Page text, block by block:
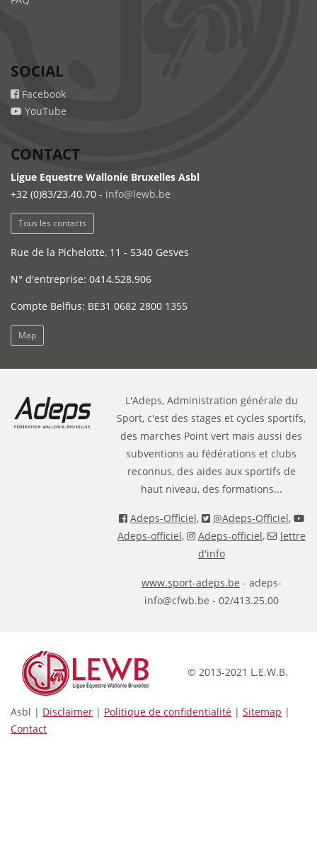
SOCIAL
Facebook
YouTube
CONTACT
Ligue Equestre Wallonie Bruxelles Asbl
+32 (0)83/23.40.70 - info@lewb.be
Tous les contacts
Rue de la Pichelotte, 11 - 5340 Gesves
N° d'entreprise: 0414.528.906
Compte Belfius: BE31 0682 2800 1355
Map
L'Adeps, Administration générale du
Sport, c'est des stages et cycles sportifs,
des marches Point vert mais aussi des
subventions au fédérations et clubs
reconnus, des aides aux sportifs de
haut niveau, des formations...
Adeps-Officiel, @Adeps-Officiel,
Adeps-officiel, Adeps-officiel,
lettre
d'info
www.sport-adeps.be - adeps-
info@cfwb.be - 02/413.25.00
© 2013-2021 L.E.W.B.
Asbl | Disclaimer | Politique de confidentialité | Sitemap |
Contact